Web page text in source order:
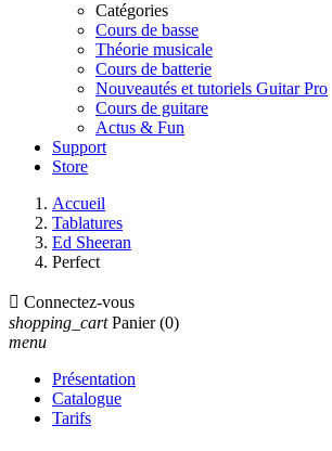
Catégories
Cours de basse
Théorie musicale
Cours de batterie
Nouveautés et tutoriels Guitar Pro
Cours de guitare
Actus & Fun
Support
Store
Accueil
Tablatures
Ed Sheeran
Perfect
 Connectez-vous
shopping_cart Panier (0)
menu
Présentation
Catalogue
Tarifs